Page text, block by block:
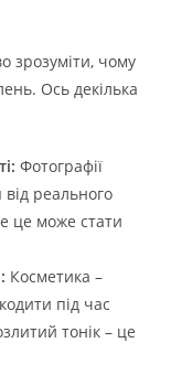
зрозуміти, чому
Ось декілька
Фотографії
від реального
це може стати
Косметика –
під час
тонік – це